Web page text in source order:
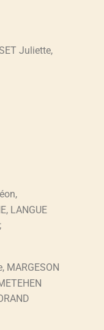
Juliette,
LANGUE
MARGESON